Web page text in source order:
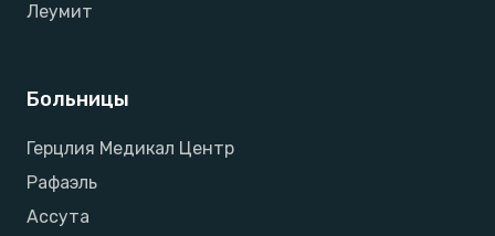
Леумит
Больницы
Герцлия Медикал Центр
Рафаэль
Ассута